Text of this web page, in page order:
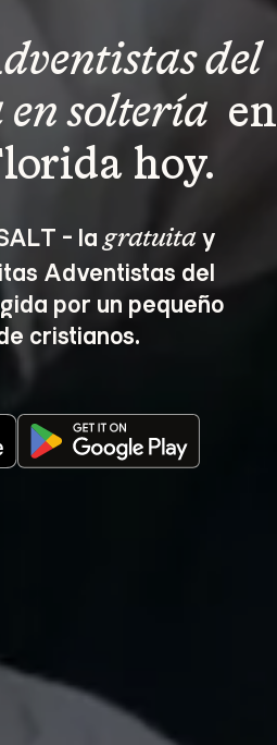
del
soltería en
hoy.
- la gratuita y
Adventistas del
por un pequeño
cristianos.